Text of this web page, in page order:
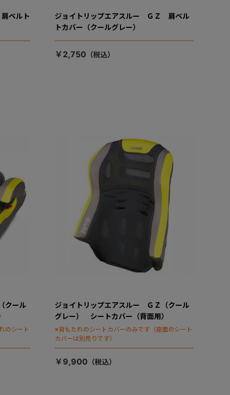
ベルト
ジョイトリップエアスルー ＧＺ 肩ベル
トカバー（クールグレー）
￥2,750
クール
のシート
ジョイトリップエアスルー ＧＺ（クール
グレー） シートカバー（背面用）
※背もたれのシートカバーのみです（座面のシート
カバーは別売りです）
￥9,900